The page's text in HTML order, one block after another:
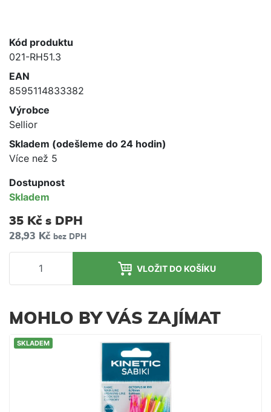
Kód produktu
021-RH51.3
EAN
8595114833382
Výrobce
Sellior
Skladem (odešleme do 24 hodin)
Více než 5
Dostupnost
Skladem
35 Kč s DPH
28,93 Kč bez DPH
VLOŽIT DO KOŠÍKU
MOHLO BY VÁS ZAJÍMAT
SKLADEM